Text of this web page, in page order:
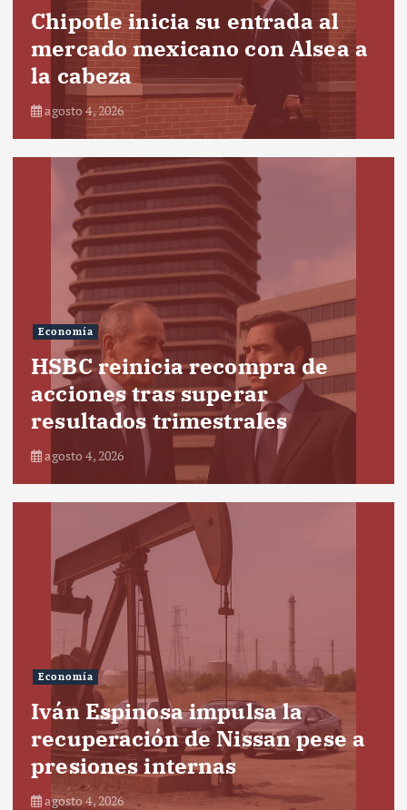
Chipotle inicia su entrada al
mercado mexicano con Alsea a
la cabeza
agosto 4, 2026
Economía
HSBC reinicia recompra de
acciones tras superar
resultados trimestrales
agosto 4, 2026
Economía
Iván Espinosa impulsa la
recuperación de Nissan pese a
presiones internas
agosto 4, 2026